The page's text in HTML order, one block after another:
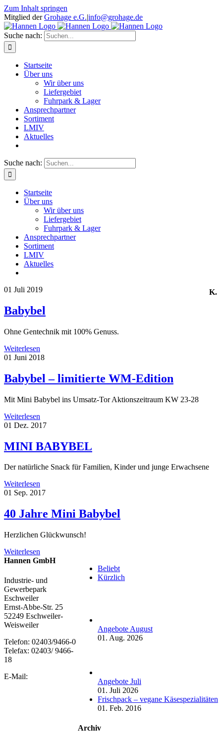
Zum Inhalt springen
Mitglied derGrohage e.G.|info@grohage.de
Suche nach:
Startseite
Über uns
Wir über uns
Liefergebiet
Fuhrpark & Lager
Ansprechpartner
Sortiment
LMIV
Aktuelles
Suche nach:
Startseite
Über uns
Wir über uns
Liefergebiet
Fuhrpark & Lager
Ansprechpartner
Sortiment
LMIV
Aktuelles
01 Juli 2019
Babybel
Ohne Gentechnik mit 100% Genuss.
Weiterlesen
01 Juni 2018
Babybel – limitierte WM-Edition
Mit Mini Babybel ins Umsatz-Tor Aktionszeitraum KW 23-28
Weiterlesen
01 Dez. 2017
MINI BABYBEL
Der natürliche Snack für Familien, Kinder und junge Erwachsene
Weiterlesen
01 Sep. 2017
40 Jahre Mini Babybel
Herzlichen Glückwunsch!
Weiterlesen
Beliebt
Kürzlich
Angebote August
01. Aug. 2026
Angebote Juli
01. Juli 2026
Frischpack – vegane Käsespezialitäten
01. Feb. 2016
Archiv
K.
Hannen GmbH
Industrie- und
Gewerbepark
Eschweiler
Ernst-Abbe-Str. 25
52249 Eschweiler-
Weisweiler
Telefon: 02403/9466-0
Telefax: 02403/ 9466-
18
E-Mail: